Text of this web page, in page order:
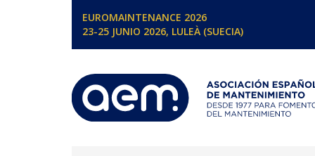
EUROMAINTENANCE 2026
23-25 JUNIO 2026, LULEÀ (SUECIA)